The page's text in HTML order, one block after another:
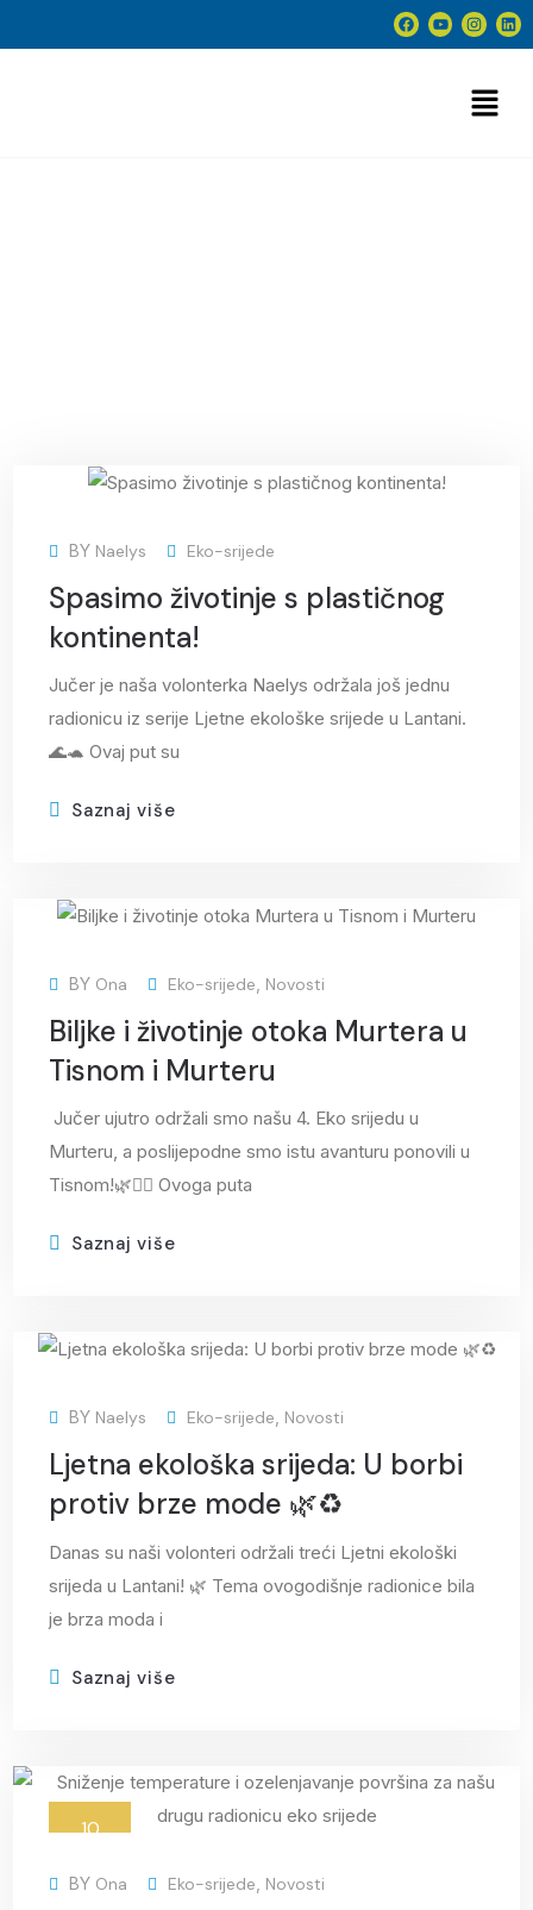
srp
BY Naelys Eko-srijede
Spasimo životinje s plastičnog
kontinenta!
Jučer je naša volonterka Naelys održala još jednu
radionicu iz serije Ljetne ekološke srijede u Lantani.
🌊🐢 Ovaj put su
Saznaj više
srp
BY Ona Eko-srijede Novosti
Biljke i životinje otoka Murtera u
Tisnom i Murteru
Jučer ujutro održali smo našu 4. Eko srijedu u
Murteru, a poslijepodne smo istu avanturu ponovili u
Tisnom!🌿🏴‍☠️ Ovoga puta
Saznaj više
srp
BY Naelys Eko-srijede Novosti
Ljetna ekološka srijeda: U borbi
protiv brze mode 🌿♻️
Danas su naši volonteri održali treći Ljetni ekološki
srijeda u Lantani! 🌿 Tema ovogodišnje radionice bila
je brza moda i
Saznaj više
10
BY Ona Eko-srijede Novosti